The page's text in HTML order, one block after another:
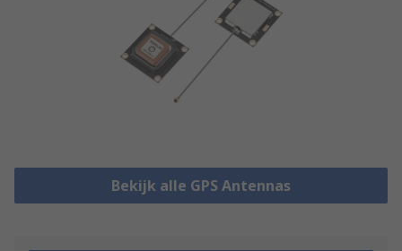
Bekijk alle GPS Antennas